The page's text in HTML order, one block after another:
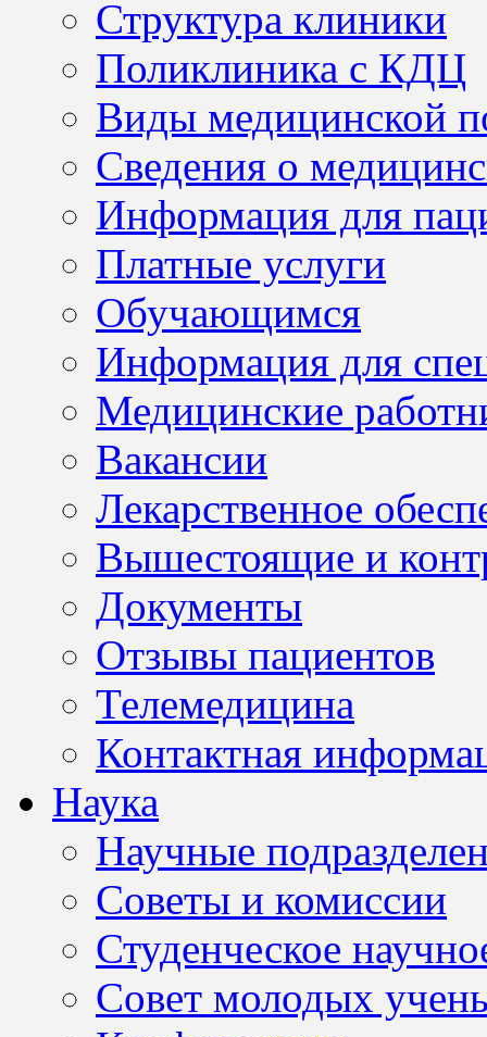
Структура клиники
Поликлиника с КДЦ
Виды медицинской
Сведения о
Информация для
Платные услуги
Обучающимся
Информация для
Медицинские
Вакансии
Лекарственное
Вышестоящие и
Документы
Отзывы пациентов
Телемедицина
Контактная
Наука
Научные
Советы и комиссии
Студенческое
Совет молодых